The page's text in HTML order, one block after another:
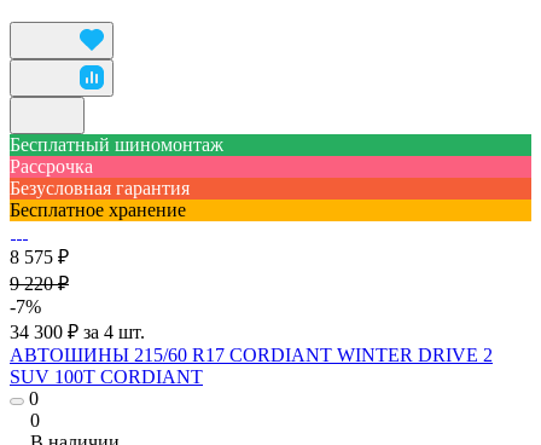
Бесплатный шиномонтаж
Рассрочка
Безусловная гарантия
Бесплатное хранение
8 575 ₽
9 220 ₽
-7%
34 300 ₽ за 4 шт.
АВТОШИНЫ 215/60 R17 CORDIANT WINTER DRIVE 2
SUV 100T CORDIANT
0
0